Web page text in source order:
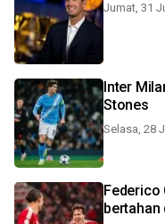
Jumat, 31
Inter
Stones
Selasa, 28
Federico
bertahan